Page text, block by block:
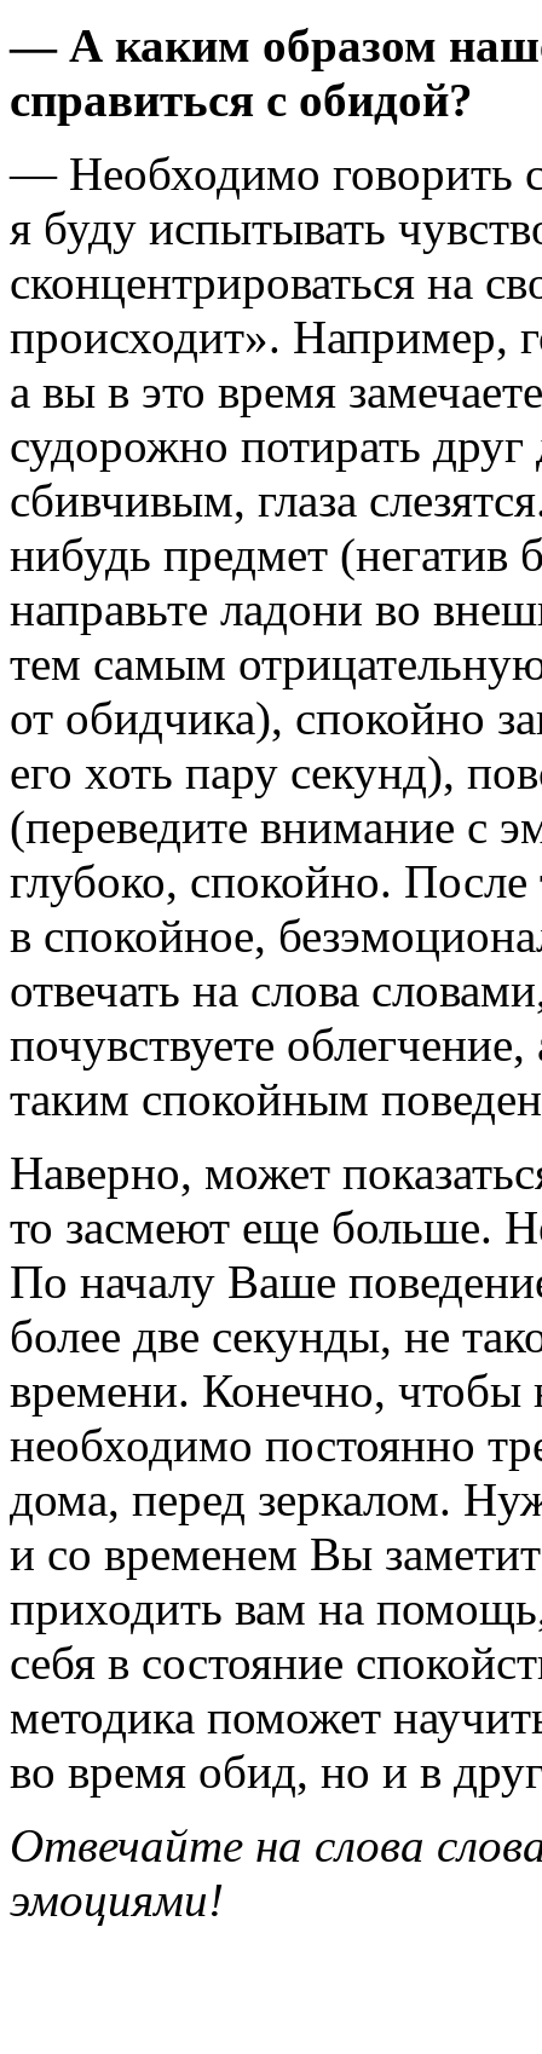
— А каким образом
справиться с обидой?
— Необходимо говорить
я буду испытывать
сконцентрироваться на
происходит». Например,
а вы в это время
судорожно потирать друг
сбивчивым, глаза
нибудь предмет (негатив
направьте ладони во
тем самым
от обидчика), спокойно
его хоть пару секунд),
(переведите внимание с
глубоко, спокойно. После
в спокойное,
отвечать на слова
почувствуете
таким спокойным
Наверно, может
то засмеют еще больше.
По началу Ваше
более две секунды, не
времени. Конечно, чтобы
необходимо постоянно
дома, перед зеркалом.
и со временем Вы
приходить вам на
себя в состояние
методика поможет
во время обид, но и в
Отвечайте на слова
эмоциями!